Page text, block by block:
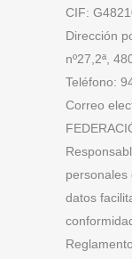
CIF:
Dirección
nº27,2ª,
Teléfono:
Correo
personales
datos